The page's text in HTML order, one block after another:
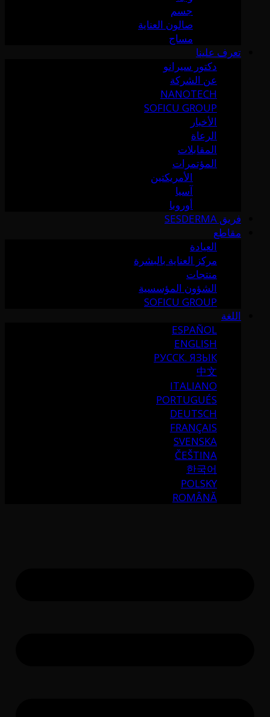
جسم
صالون العناية
مساج
تعرف علينا
دكتور سيرانو
عن الشركة
NANOTECH
SOFICU GROUP
الأخبار
الرعاة
المقابلات
المؤتمرات
الأمريكتين
آسيا
أوروبا
فريق SESDERMA
مقاطع
العيادة
مركز العناية بالبشرة
منتجات
الشؤون المؤسسية
SOFICU GROUP
اللغة
ESPAÑOL
ENGLISH
РУССК. ЯЗЫК
中文
ITALIANO
PORTUGUÉS
DEUTSCH
FRANÇAIS
SVENSKA
ČEŠTINA
한국어
POLSKY
ROMÂNĂ